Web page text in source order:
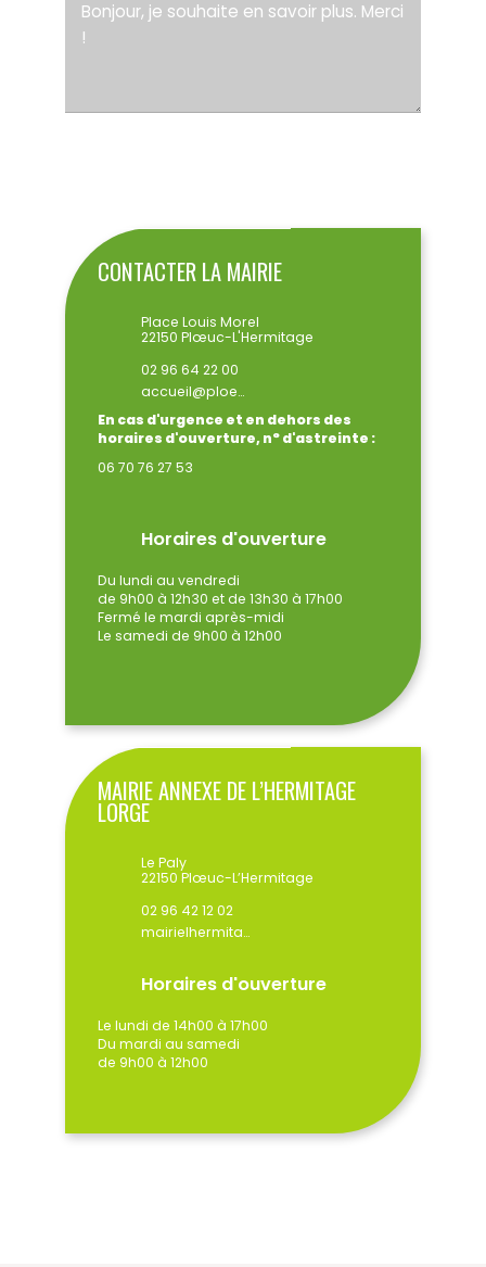
CONTACTER LA MAIRIE
Place Louis Morel
22150 Plœuc-L'Hermitage
02 96 64 22 00
accueil@ploeuclhermitage.bzh
En cas d'urgence et en dehors des
horaires d'ouverture, n° d'astreinte :
06 70 76 27 53
Horaires d'ouverture
Du lundi au vendredi
de 9h00 à 12h30 et de 13h30 à 17h00
Fermé le mardi après-midi
Le samedi de 9h00 à 12h00
MAIRIE ANNEXE DE L’HERMITAGE
LORGE
Le Paly
22150 Plœuc-L’Hermitage
02 96 42 12 02
mairielhermitage@ploeuclhermitage.bzh
Horaires d'ouverture
Le lundi de 14h00 à 17h00
Du mardi au samedi
de 9h00 à 12h00